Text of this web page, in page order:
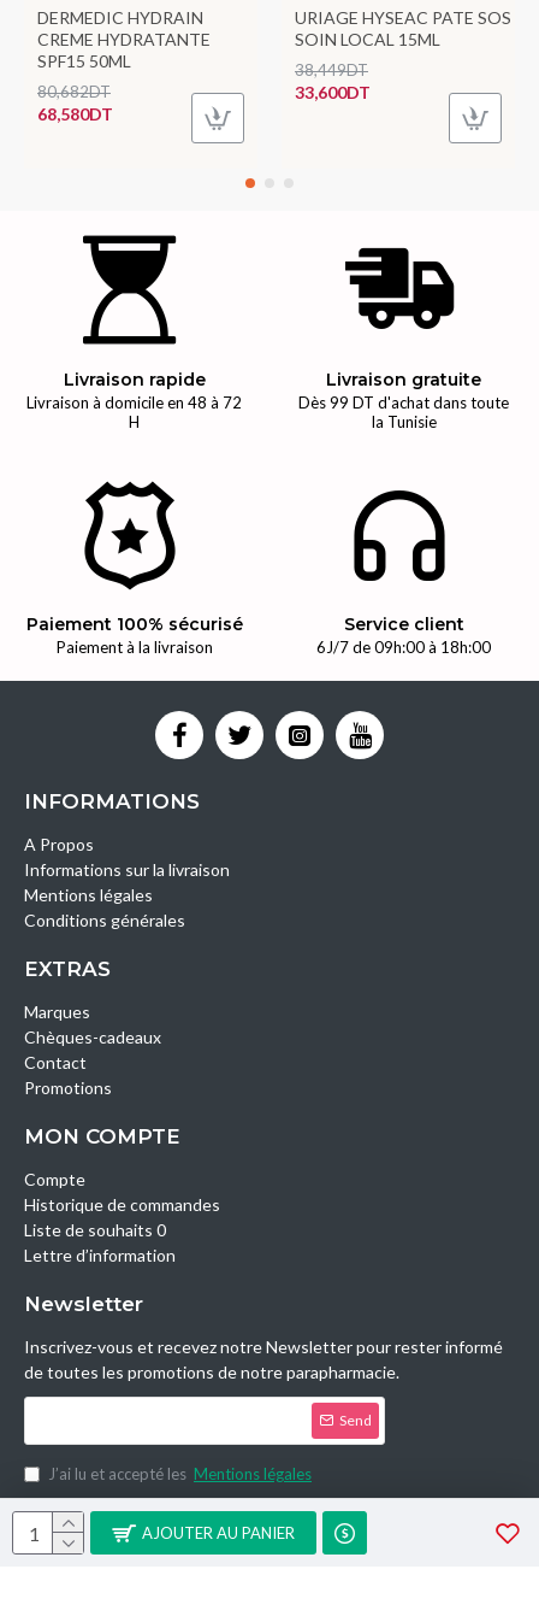
AJOUTER AU PANIER
DERMEDIC HYDRAIN
CREME HYDRATANTE
SPF15 50ML
68,580DT
80,682DT
URIAGE HYSEAC PATE SOS
SOIN LOCAL 15ML
33,600DT
38,449DT
Livraison rapide
Livraison à domicile en 48 à 72
H
Livraison gratuite
Dès 99 DT d'achat dans toute
la Tunisie
Paiement 100% sécurisé
Paiement à la livraison
Service client
6J/7 de 09h:00 à 18h:00
INFORMATIONS
A Propos
Informations sur la livraison
Mentions légales
Conditions générales
EXTRAS
Marques
Chèques-cadeaux
Contact
Promotions
MON COMPTE
Compte
Historique de commandes
Liste de souhaits 0
Lettre d’information
Newsletter
Inscrivez-vous et recevez notre Newsletter pour rester informé
de toutes les promotions de notre parapharmacie.
Send
J’ai lu et accepté les Mentions légales
Copyright © 2014, Parashop.tn, All Rights Reserved.